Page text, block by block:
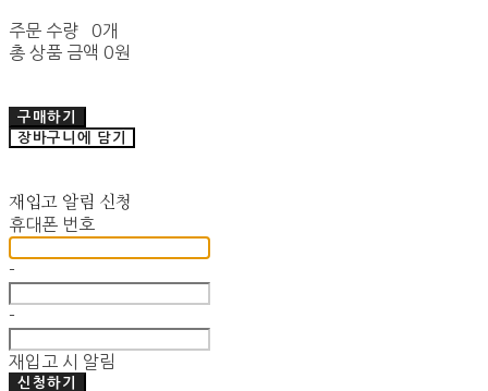
주문 수량
0개
총 상품 금액 0원
구매하기
장바구니에 담기
재입고 알림 신청
휴대폰 번호
-
-
재입고 시 알림
신청하기